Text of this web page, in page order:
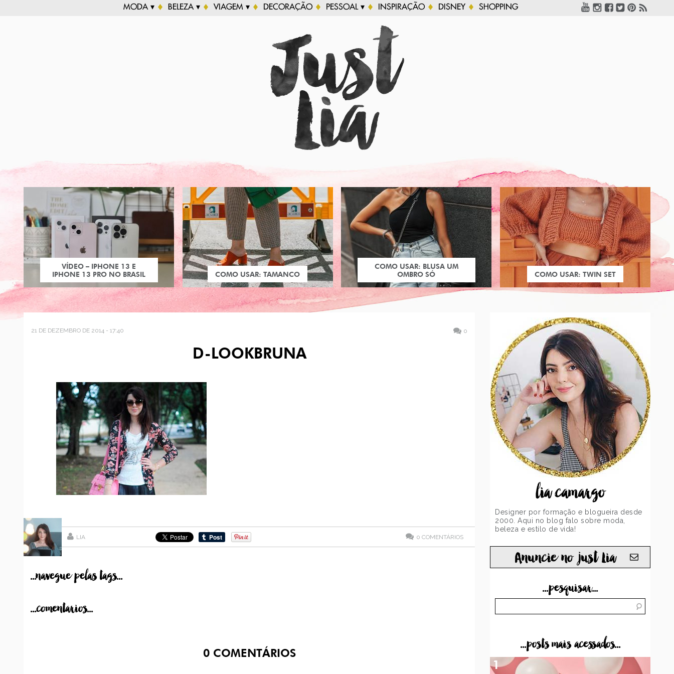
MODA ▾ BELEZA ▾ VIAGEM ▾ DECORAÇÃO PESSOAL ▾ INSPIRAÇÃO DISNEY SHOPPING
VÍDEO – IPHONE 13 E
IPHONE 13 PRO NO BRASIL
COMO USAR: TAMANCO
COMO USAR: BLUSA UM
OMBRO SÓ
COMO USAR: TWIN SET
21 DE DEZEMBRO DE 2014 - 17:40 0
D-LOOKBRUNA
LIA 0 COMENTÁRIOS
...navegue pelas tags...
...comentarios...
0COMENTÁRIOS
lia camargo
Designer por formação e blogueira desde
2000. Aqui no blog falo sobre moda,
beleza e estilo de vida!
Anuncie no just Lia
...pesquisar...
...posts mais acessados...
1